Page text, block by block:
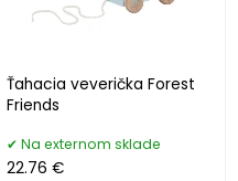
Ťahacia veverička Forest
Friends
Na externom sklade
22.76 €